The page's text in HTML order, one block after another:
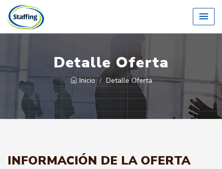
Detalle Oferta
Inicio Detalle Oferta
INFORMACIÓN DE LA OFERTA